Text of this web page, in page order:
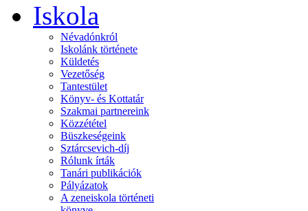
Iskola
Névadónkról
Iskolánk története
Küldetés
Vezetőség
Tantestület
Könyv- és Kottatár
Szakmai partnereink
Közzététel
Büszkeségeink
Sztárcsevich-díj
Rólunk írták
Tanári publikációk
Pályázatok
A zeneiskola történeti